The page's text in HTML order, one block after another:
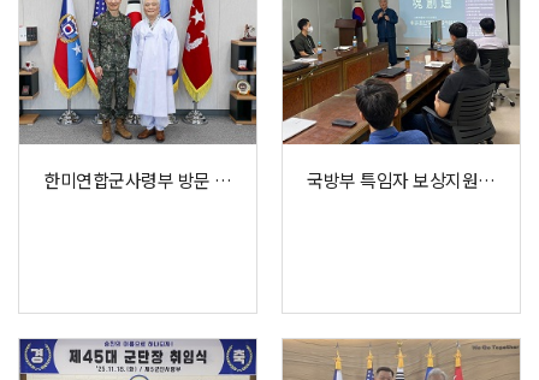
한미연합군사령부 방문 교류 협력 강화 국방부 특임자 보상지원단 '훈민정음' 특강